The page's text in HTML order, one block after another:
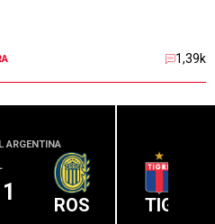
1,39k
ARGENTINA
1 ROS TIG